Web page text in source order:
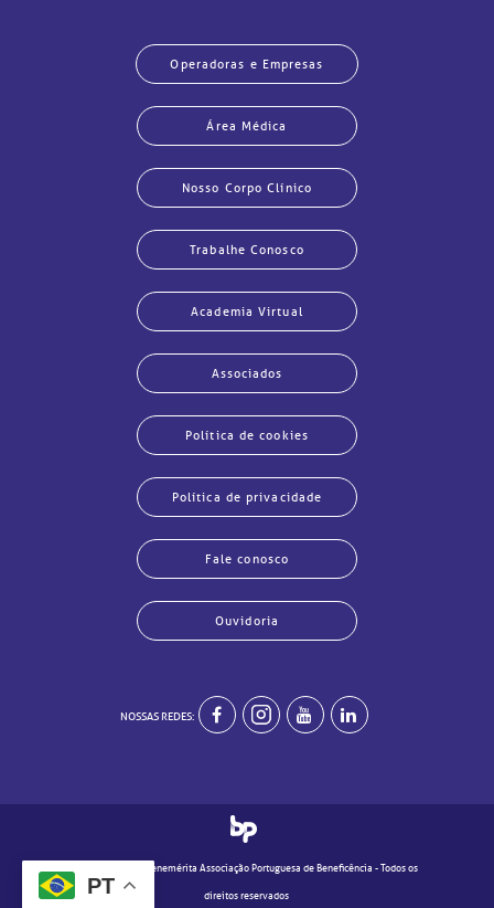
Operadoras e Empresas
Área Médica
Nosso Corpo Clínico
Trabalhe Conosco
Academia Virtual
Associados
Política de cookies
Política de privacidade
Fale conosco
Ouvidoria
NOSSAS REDES:
© 2020 - Real e Benemérita Associação Portuguesa de Beneficência - Todos os
direitos reservados
PT